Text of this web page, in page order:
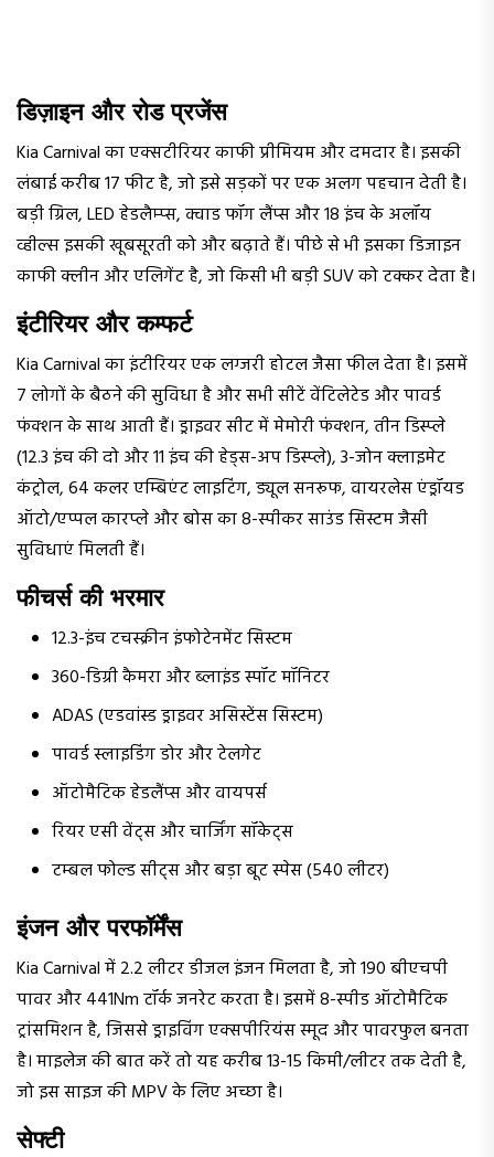
डिज़ाइन और रोड प्रजेंस
Kia Carnival का एक्सटीरियर काफी प्रीमियम और दमदार है। इसकी
लंबाई करीब 17 फीट है, जो इसे सड़कों पर एक अलग पहचान देती है।
बड़ी ग्रिल, LED हेडलैम्प्स, क्वाड फॉग लैंप्स और 18 इंच के अलॉय
व्हील्स इसकी खूबसूरती को और बढ़ाते हैं। पीछे से भी इसका डिजाइन
काफी क्लीन और एलिगेंट है, जो किसी भी बड़ी SUV को टक्कर देता है।
इंटीरियर और कम्फर्ट
Kia Carnival का इंटीरियर एक लग्जरी होटल जैसा फील देता है। इसमें
7 लोगों के बैठने की सुविधा है और सभी सीटें वेंटिलेटेड और पावर्ड
फंक्शन के साथ आती हैं। ड्राइवर सीट में मेमोरी फंक्शन, तीन डिस्प्ले
(12.3 इंच की दो और 11 इंच की हेड्स-अप डिस्प्ले), 3-जोन क्लाइमेट
कंट्रोल, 64 कलर एम्बिएंट लाइटिंग, ड्यूल सनरूफ, वायरलेस एंड्रॉयड
ऑटो/एप्पल कारप्ले और बोस का 8-स्पीकर साउंड सिस्टम जैसी
सुविधाएं मिलती हैं।
फीचर्स की भरमार
12.3-इंच टचस्क्रीन इंफोटेनमेंट सिस्टम
360-डिग्री कैमरा और ब्लाइंड स्पॉट मॉनिटर
ADAS (एडवांस्ड ड्राइवर असिस्टेंस सिस्टम)
पावर्ड स्लाइडिंग डोर और टेलगेट
ऑटोमैटिक हेडलैंप्स और वायपर्स
रियर एसी वेंट्स और चार्जिंग सॉकेट्स
टम्बल फोल्ड सीट्स और बड़ा बूट स्पेस (540 लीटर)
इंजन और परफॉर्मेंस
Kia Carnival में 2.2 लीटर डीजल इंजन मिलता है, जो 190 बीएचपी
पावर और 441Nm टॉर्क जनरेट करता है। इसमें 8-स्पीड ऑटोमैटिक
ट्रांसमिशन है, जिससे ड्राइविंग एक्सपीरियंस स्मूद और पावरफुल बनता
है। माइलेज की बात करें तो यह करीब 13-15 किमी/लीटर तक देती है,
जो इस साइज की MPV के लिए अच्छा है।
सेफ्टी